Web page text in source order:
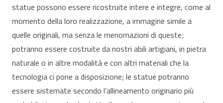
statue possono essere ricostruite intere e integre, come al
momento della loro realizzazione, a immagine simile a
quelle originali, ma senza le menomazioni di queste;
potranno essere costruite da nostri abili artigiani, in pietra
naturale o in altre modalità e con altri materiali che la
tecnologia ci pone a disposizione; le statue potranno
essere sistemate secondo l’allineamento originario più